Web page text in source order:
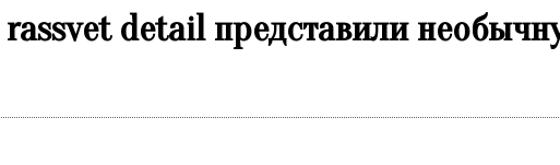
rassvet detail представили